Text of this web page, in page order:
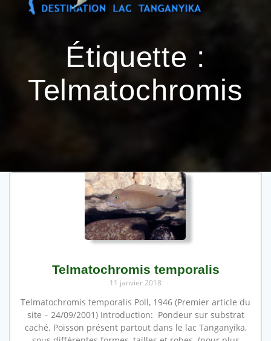
Passer
Étiquette :
Telmatochromis
Telmatochromis temporalis
11 janvier 2018
Telmatochromis temporalis Poll, 1946 (Premier article du
site – 24/09/2001) Introduction: Pondeur sur substrat
caché. Poisson présent partout dans le lac Tanganyika,